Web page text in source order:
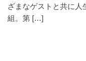
ざまなゲストと共に人
組。第 […]